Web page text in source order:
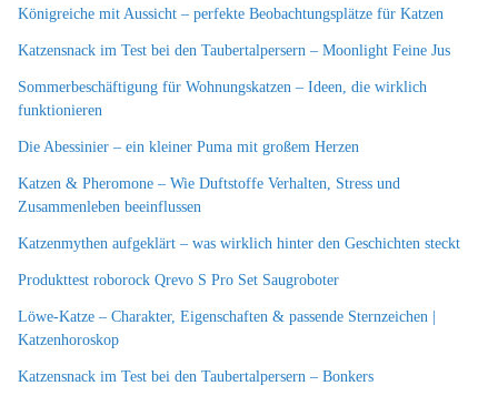
Königreiche mit Aussicht – perfekte Beobachtungsplätze für Katzen
Katzensnack im Test bei den Taubertalpersern – Moonlight Feine Jus
Sommerbeschäftigung für Wohnungskatzen – Ideen, die wirklich
funktionieren
Die Abessinier – ein kleiner Puma mit großem Herzen
Katzen & Pheromone – Wie Duftstoffe Verhalten, Stress und
Zusammenleben beeinflussen
Katzenmythen aufgeklärt – was wirklich hinter den Geschichten steckt
Produkttest roborock Qrevo S Pro Set Saugroboter
Löwe-Katze – Charakter, Eigenschaften & passende Sternzeichen |
Katzenhoroskop
Katzensnack im Test bei den Taubertalpersern – Bonkers